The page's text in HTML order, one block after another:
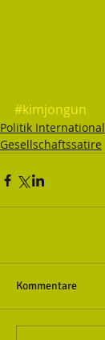
#kimjongun
Politik International
Gesellschaftssatire
Kommentare